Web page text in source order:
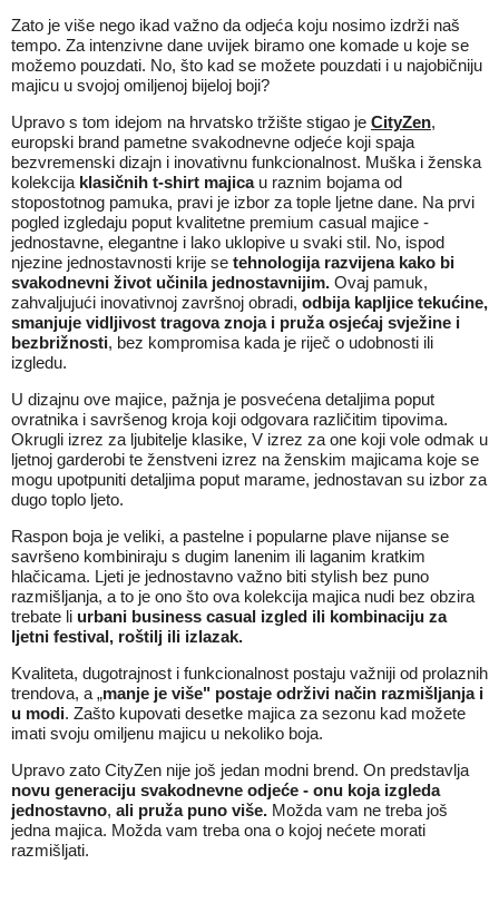
Zato je više nego ikad važno da odjeća koju nosimo izdrži naš
tempo. Za intenzivne dane uvijek biramo one komade u koje se
možemo pouzdati. No, što kad se možete pouzdati i u najobičniju
majicu u svojoj omiljenoj bijeloj boji?
Upravo s tom idejom na hrvatsko tržište stigao je CityZen,
europski brand pametne svakodnevne odjeće koji spaja
bezvremenski dizajn i inovativnu funkcionalnost. Muška i ženska
kolekcija klasičnih t-shirt majicau raznim bojama od
stopostotnog pamuka, pravi je izbor za tople ljetne dane. Na prvi
pogled izgledaju poput kvalitetne premium casual majice -
jednostavne, elegantne i lako uklopive u svaki stil. No, ispod
njezine jednostavnosti krije se tehnologija razvijena kako bi
svakodnevni život učinila jednostavnijim. Ovaj pamuk,
zahvaljujući inovativnoj završnoj obradi, odbija kapljice tekućine,
smanjuje vidljivost tragova znoja i pruža osjećaj svježine i
bezbrižnosti, bez kompromisa kada je riječ o udobnosti ili
izgledu.
U dizajnu ove majice, pažnja je posvećena detaljima poput
ovratnika i savršenog kroja koji odgovara različitim tipovima.
Okrugli izrez za ljubitelje klasike, V izrez za one koji vole odmak u
ljetnoj garderobi te ženstveni izrez na ženskim majicama koje se
mogu upotpuniti detaljima poput marame, jednostavan su izbor za
dugo toplo ljeto.
Raspon boja je veliki, a pastelne i popularne plave nijanse se
savršeno kombiniraju s dugim lanenim ili laganim kratkim
hlačicama. Ljeti je jednostavno važno biti stylish bez puno
razmišljanja, a to je ono što ova kolekcija majica nudi bez obzira
trebate li urbani business casual izgled ili kombinaciju za
ljetni festival, roštilj ili izlazak.
Kvaliteta, dugotrajnost i funkcionalnost postaju važniji od prolaznih
trendova, a „manje je više" postaje održivi način razmišljanja i
u modi. Zašto kupovati desetke majica za sezonu kad možete
imati svoju omiljenu majicu u nekoliko boja.
Upravo zato CityZen nije još jedan modni brend. On predstavlja
novu generaciju svakodnevne odjeće - onu koja izgleda
jednostavno, ali pruža puno više. Možda vam ne treba još
jedna majica. Možda vam treba ona o kojoj nećete morati
razmišljati.